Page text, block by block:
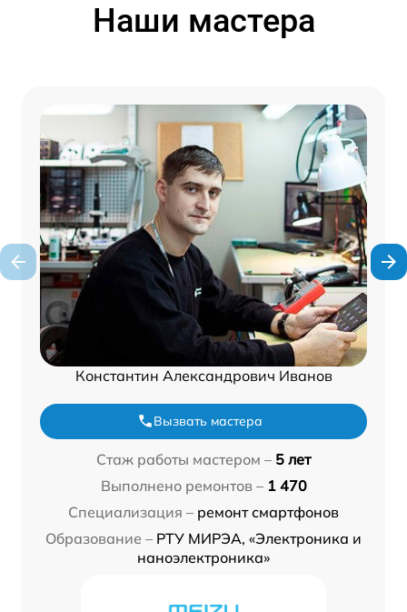
Наши мастера
Константин Александрович Иванов
Вызвать мастера
Стаж работы мастером – 5 лет
Выполнено ремонтов – 1 470
Специализация – ремонт смартфонов
Образование – РТУ МИРЭА, «Электроника и
наноэлектроника»